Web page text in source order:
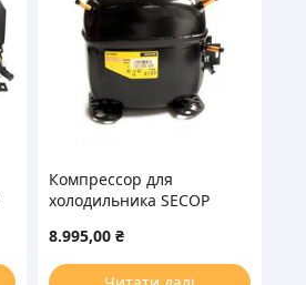
Компрессор для
холодильника SECOP
R404а/R507а 615W
8.995,00 ₴